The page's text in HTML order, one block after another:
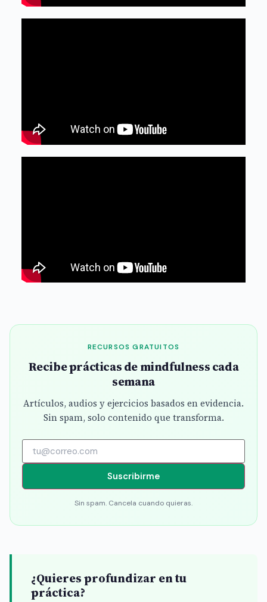
RECURSOS GRATUITOS
Recibe prácticas de mindfulness cada
semana
Artículos, audios y ejercicios basados en evidencia.
Sin spam, solo contenido que transforma.
Suscribirme
Sin spam. Cancela cuando quieras.
¿Quieres profundizar en tu
práctica?